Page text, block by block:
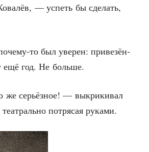
— успеть бы сде­лать,
то был уве­рен: при­ве­зён­
ещё год. Не больше.
же серьёз­ное! — выкри­ки­вал
потря­сая руками.